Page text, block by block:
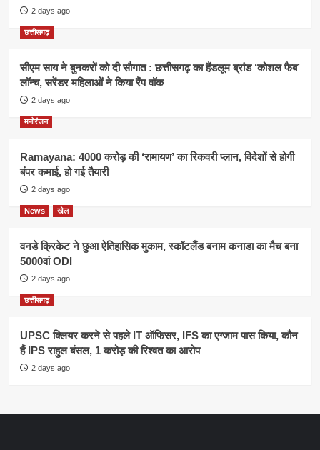
2 days ago
छत्तीसगढ़
सीएम साय ने बुनकरों को दी सौगात : छत्तीसगढ़ का हैंडलूम ब्रांड ‘कोशल फैब’
लॉन्च, सरेंडर महिलाओं ने किया रैंप वॉक
2 days ago
मनोरंजन
Ramayana: 4000 करोड़ की ‘रामायण’ का रिकवरी प्लान, विदेशों से होगी
बंपर कमाई, हो गई तैयारी
2 days ago
News खेल
वनडे क्रिकेट ने छुआ ऐतिहासिक मुकाम, स्कॉटलैंड बनाम कनाडा का मैच बना
5000वां ODI
2 days ago
छत्तीसगढ़
UPSC क्लियर करने से पहले IT ऑफिसर, IFS का एग्जाम पास किया, कौन
हैं IPS राहुल बंसल, 1 करोड़ की रिश्वत का आरोप
2 days ago